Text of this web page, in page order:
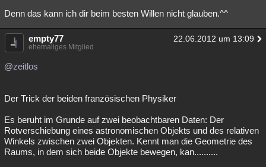
Denn das kann ich dir beim besten Willen nicht glauben.^^
empty77 22.06.2012 um 13:09
ehemaliges Mitglied
@zeitlos
Der Trick der beiden französischen Physiker
Es beruht im Grunde auf zwei beobachtbaren Daten: Der
Rotverschiebung eines astronomischen Objekts und des relativen
Winkels zwischen zwei Objekten. Kennt man die Geometrie des
Raums, in dem sich beide Objekte bewegen, kan..........